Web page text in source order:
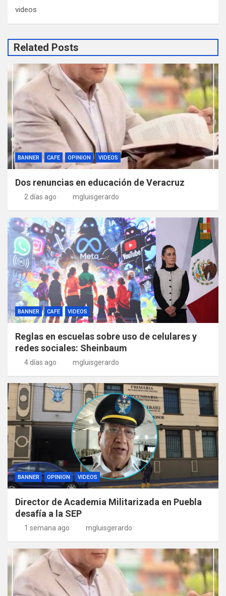
videos
Related Posts
BANNER CAFE OPINION VIDEOS
Dos renuncias en educación de Veracruz
2 días ago mgluisgerardo
BANNER CAFE VIDEOS
Reglas en escuelas sobre uso de celulares y
redes sociales: Sheinbaum
4 días ago mgluisgerardo
BANNER OPINION VIDEOS
Director de Academia Militarizada en Puebla
desafía a la SEP
1 semana ago mgluisgerardo